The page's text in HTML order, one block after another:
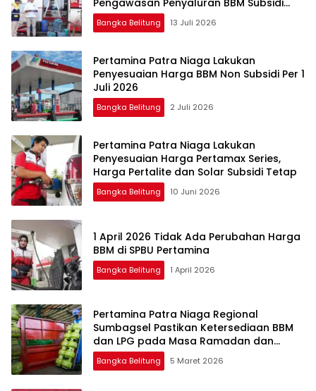
Pengawasan Penyaluran BBM Subsidi
bagi Nelayan melalui Aplikasi XSTAR
Bangka Belitung 13 Juli 2026
Pertamina Patra Niaga Lakukan
Penyesuaian Harga BBM Non Subsidi Per 1
Juli 2026
Bangka Belitung 2 Juli 2026
Pertamina Patra Niaga Lakukan
Penyesuaian Harga Pertamax Series,
Harga Pertalite dan Solar Subsidi Tetap
Bangka Belitung 10 Juni 2026
1 April 2026 Tidak Ada Perubahan Harga
BBM di SPBU Pertamina
Bangka Belitung 1 April 2026
Pertamina Patra Niaga Regional
Sumbagsel Pastikan Ketersediaan BBM
dan LPG pada Masa Ramadan dan
Menjelang Idulfitri
Bangka Belitung 5 Maret 2026